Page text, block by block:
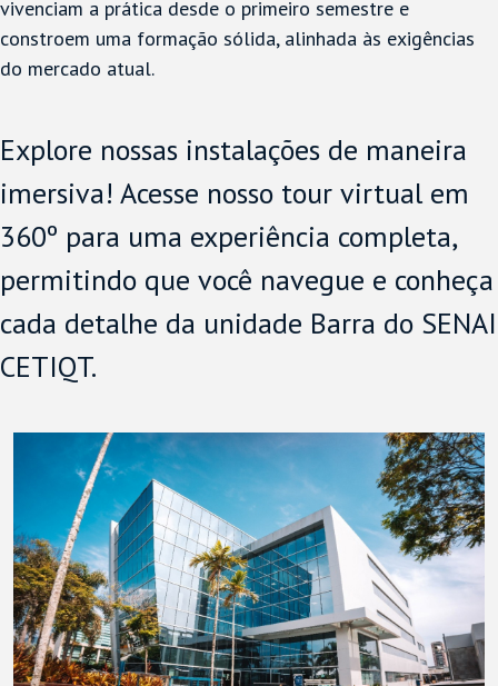
vivenciam a prática desde o primeiro semestre e
constroem uma formação sólida, alinhada às exigências
do mercado atual.
Explore nossas instalações de maneira
imersiva! Acesse nosso tour virtual em
360º para uma experiência completa,
permitindo que você navegue e conheça
cada detalhe da unidade Barra do SENAI
CETIQT.